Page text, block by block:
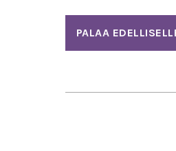
PALAA